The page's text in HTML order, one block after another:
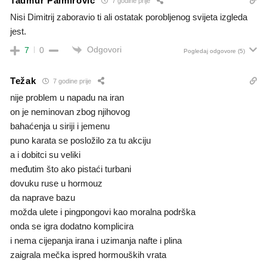
Nisi Dimitrij zaboravio ti ali ostatak porobljenog svijeta izgleda
jest.
7 0 Odgovori Pogledaj odgovore (5)
Težak 7 godine prije
nije problem u napadu na iran
on je neminovan zbog njihovog
bahaćenja u siriji i jemenu
puno karata se posložilo za tu akciju
a i dobitci su veliki
međutim što ako pistaći turbani
dovuku ruse u hormouz
da naprave bazu
možda ulete i pingpongovi kao moralna podrška
onda se igra dodatno komplicira
i nema cijepanja irana i uzimanja nafte i plina
zaigrala mečka ispred hormouških vrata